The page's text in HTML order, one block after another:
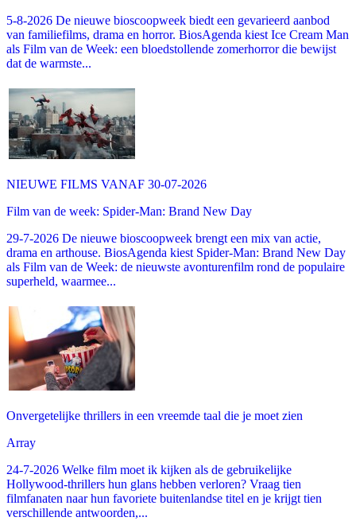
5-8-2026 De nieuwe bioscoopweek biedt een gevarieerd aanbod
van familiefilms, drama en horror. BiosAgenda kiest Ice Cream Man
als Film van de Week: een bloedstollende zomerhorror die bewijst
dat de warmste...
NIEUWE FILMS VANAF 30-07-2026
Film van de week: Spider-Man: Brand New Day
29-7-2026 De nieuwe bioscoopweek brengt een mix van actie,
drama en arthouse. BiosAgenda kiest Spider-Man: Brand New Day
als Film van de Week: de nieuwste avonturenfilm rond de populaire
superheld, waarmee...
Onvergetelijke thrillers in een vreemde taal die je moet zien
Array
24-7-2026 Welke film moet ik kijken als de gebruikelijke
Hollywood-thrillers hun glans hebben verloren? Vraag tien
filmfanaten naar hun favoriete buitenlandse titel en je krijgt tien
verschillende antwoorden,...